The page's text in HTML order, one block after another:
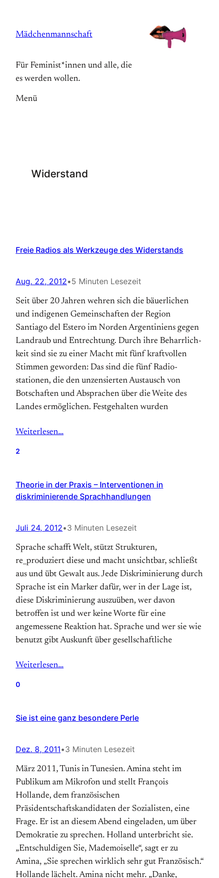
springen
Mädchenmannschaft
Für Feminist*innen und alle, die
es werden wollen.
Menü
Widerstand
Freie Radios als Werkzeuge des Widerstands
Aug. 22, 2012•5 Minuten Lesezeit
Seit über 20 Jahren wehren sich die bäuerlichen
und indigenen Gemeinschaften der Region
Santiago del Estero im Norden Argen­tiniens gegen
Landraub und Ent­rechtung. Durch ihre Beharr­lich­
keit sind sie zu einer Macht mit fünf kraftvollen
Stimmen geworden: Das sind die fünf Radio­
stationen, die den unzensierten Austausch von
Botschaften und Absprachen über die Weite des
Landes ermöglichen. Festgehalten wurden
Weiterlesen…
2
Theorie in der Praxis – Interventionen in
diskriminierende Sprachhandlungen
Juli 24, 2012•3 Minuten Lesezeit
Sprache schafft Welt, stützt Strukturen,
re_produziert diese und macht unsichtbar, schließt
aus und übt Gewalt aus. Jede Diskriminierung durch
Sprache ist ein Marker dafür, wer in der Lage ist,
diese Diskriminierung auszuüben, wer davon
betroffen ist und wer keine Worte für eine
angemessene Reaktion hat. Sprache und wer sie wie
benutzt gibt Auskunft über gesellschaftliche
Weiterlesen…
0
Sie ist eine ganz besondere Perle
Dez. 8, 2011•3 Minuten Lesezeit
März 2011, Tunis in Tunesien. Amina steht im
Publikum am Mikrofon und stellt François
Hollande, dem französischen
Präsidentschaftskandidaten der Sozialisten, eine
Frage. Er ist an diesem Abend eingeladen, um über
Demokratie zu sprechen. Holland unterbricht sie.
„Entschuldigen Sie, Mademoiselle“, sagt er zu
Amina, „Sie sprechen wirklich sehr gut Französisch.“
Hollande lächelt. Amina nicht mehr. „Danke,